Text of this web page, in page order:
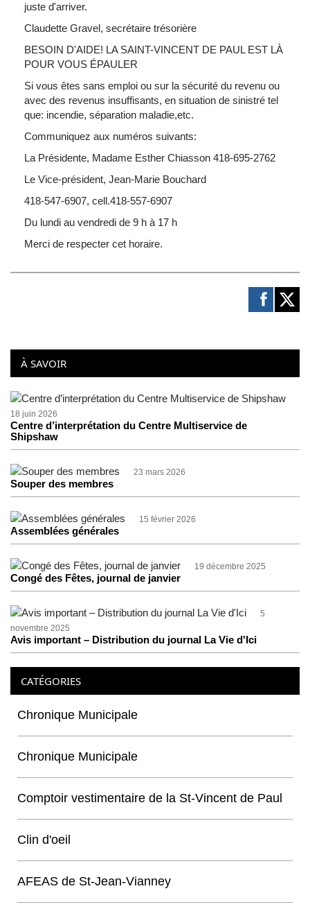
juste d'arriver.
Claudette Gravel, secrétaire trésorière
BESOIN D'AIDE! LA SAINT-VINCENT DE PAUL EST LÀ
POUR VOUS ÉPAULER
Si vous êtes sans emploi ou sur la sécurité du revenu ou
avec des revenus insuffisants, en situation de sinistré tel
que: incendie, séparation maladie,etc.
Communiquez aux numéros suivants:
La Présidente, Madame Esther Chiasson 418-695-2762
Le Vice-président, Jean-Marie Bouchard
418-547-6907, cell.418-557-6907
Du lundi au vendredi de 9 h à 17 h
Merci de respecter cet horaire.
À SAVOIR
18 juin 2026
Centre d’interprétation du Centre Multiservice de
Shipshaw
23 mars 2026
Souper des membres
15 février 2026
Assemblées générales
19 décembre 2025
Congé des Fêtes, journal de janvier
5
novembre 2025
Avis important – Distribution du journal La Vie d'Ici
CATÉGORIES
Chronique Municipale
Chronique Municipale
Comptoir vestimentaire de la St-Vincent de Paul
Clin d'oeil
AFEAS de St-Jean-Vianney